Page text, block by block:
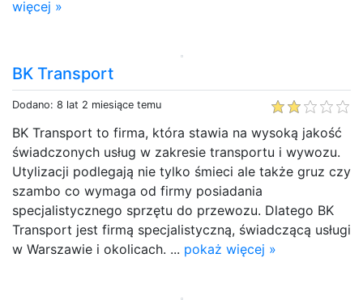
więcej »
BK Transport
Dodano: 8 lat 2 miesiące temu
BK Transport to firma, która stawia na wysoką jakość
świadczonych usług w zakresie transportu i wywozu.
Utylizacji podlegają nie tylko śmieci ale także gruz czy
szambo co wymaga od firmy posiadania
specjalistycznego sprzętu do przewozu. Dlatego BK
Transport jest firmą specjalistyczną, świadczącą usługi
w Warszawie i okolicach. ... pokaż więcej »